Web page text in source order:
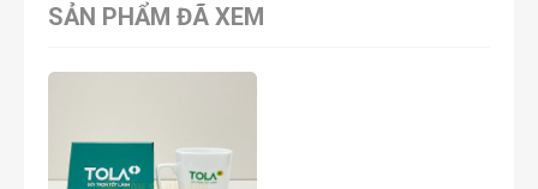
SẢN PHẨM ĐÃ XEM